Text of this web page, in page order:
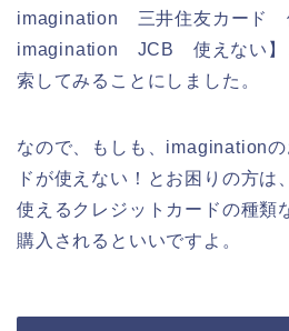
imagination 三井住友カード
imagination JCB 使えない】
索してみることにしました。
なので、もしも、imagination
ドが使えない！とお困りの方
使えるクレジットカードの種類
購入されるといいですよ。